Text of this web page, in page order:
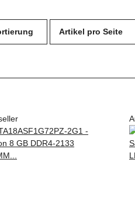
Artikel pro Seite